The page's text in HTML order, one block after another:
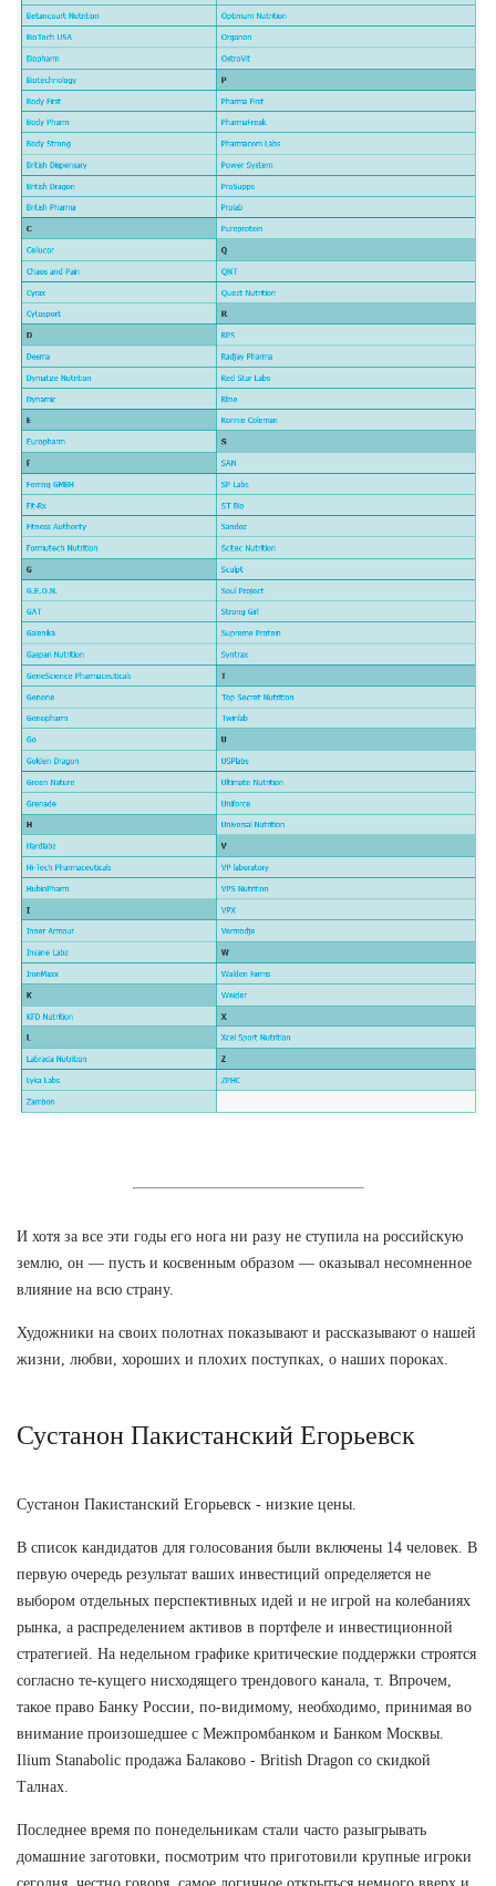
И хотя за все эти годы его нога ни разу не ступила на российскую
землю, он — пусть и косвенным образом — оказывал несомненное
влияние на всю страну.
Художники на своих полотнах показывают и рассказывают о нашей
жизни, любви, хороших и плохих поступках, о наших пороках.
Сустанон Пакистанский Егорьевск
Сустанон Пакистанский Егорьевск - низкие цены.
В список кандидатов для голосования были включены 14 человек. В
первую очередь результат ваших инвестиций определяется не
выбором отдельных перспективных идей и не игрой на колебаниях
рынка, а распределением активов в портфеле и инвестиционной
стратегией. На недельном графике критические поддержки строятся
согласно те-кущего нисходящего трендового канала, т. Впрочем,
такое право Банку России, по-видимому, необходимо, принимая во
внимание произошедшее с Межпромбанком и Банком Москвы.
Ilium Stanabolic продажа Балаково - British Dragon со скидкой
Талнах.
Последнее время по понедельникам стали часто разыгрывать
домашние заготовки, посмотрим что приготовили крупные игроки